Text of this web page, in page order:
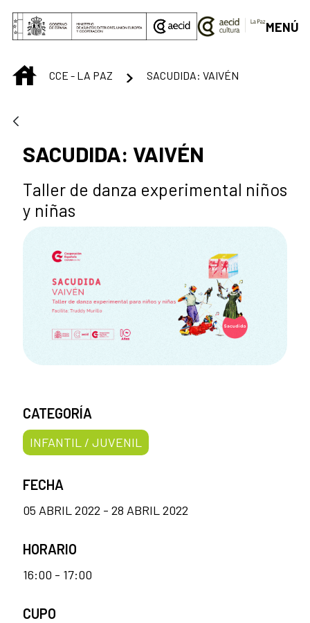
Saltar al contenido principal
MENÚ
INICIOCCE - LA PAZ SACUDIDA: VAIVÉN
SACUDIDA: VAIVÉN
Taller de danza experimental niños
y niñas
CATEGORÍA
INFANTIL / JUVENIL
FECHA
05 ABRIL 2022 - 28 ABRIL 2022
HORARIO
16:00 - 17:00
CUPO